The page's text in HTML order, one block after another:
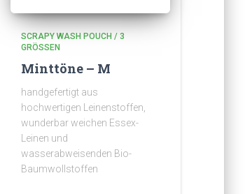
SCRAPY WASH POUCH / 3
GRÖSSEN
Minttöne – M
handgefertigt aus
hochwertigen Leinenstoffen,
wunderbar weichen Essex-
Leinen und
wasserabweisenden Bio-
Baumwollstoffen